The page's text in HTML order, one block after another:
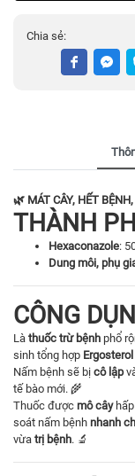
Chia sẻ:
🌿 MÁT CÂY, HẾT
THÀNH
Hexaconazole:
Dung môi, phụ
CÔNG
Là thuốc trừ bệnh phổ
sinh tổng hợp Ergosterol
Nấm bệnh sẽ bị cô lập
tế bào mới. 🌾
Thuốc được mô câyhấp
soát nấm bệnh nhanh
vừa trị bệnh. 🔬